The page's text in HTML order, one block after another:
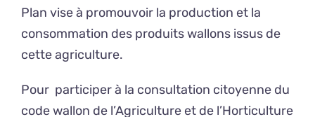
Plan vise à promouvoir la production et la
consommation des produits wallons issus de
cette agriculture.
Pour participer à la consultation citoyenne du
code wallon de l’Agriculture et de l’Horticulture